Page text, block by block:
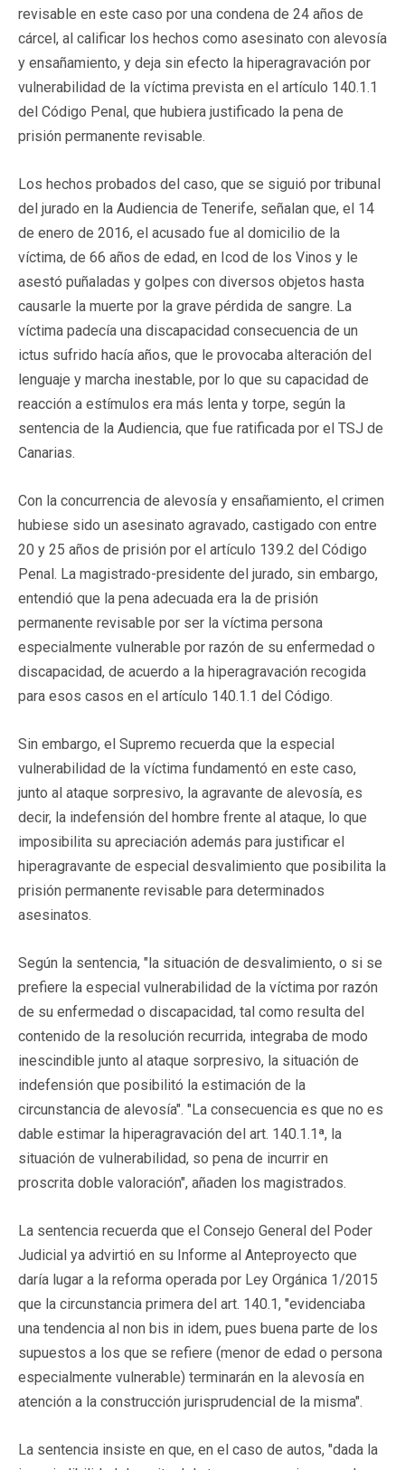
revisable en este caso por una condena de 24 años de
cárcel, al calificar los hechos como asesinato con alevosía
y ensañamiento, y deja sin efecto la hiperagravación por
vulnerabilidad de la víctima prevista en el artículo 140.1.1
del Código Penal, que hubiera justificado la pena de
prisión permanente revisable.
Los hechos probados del caso, que se siguió por tribunal
del jurado en la Audiencia de Tenerife, señalan que, el 14
de enero de 2016, el acusado fue al domicilio de la
víctima, de 66 años de edad, en Icod de los Vinos y le
asestó puñaladas y golpes con diversos objetos hasta
causarle la muerte por la grave pérdida de sangre. La
víctima padecía una discapacidad consecuencia de un
ictus sufrido hacía años, que le provocaba alteración del
lenguaje y marcha inestable, por lo que su capacidad de
reacción a estímulos era más lenta y torpe, según la
sentencia de la Audiencia, que fue ratificada por el TSJ de
Canarias.
Con la concurrencia de alevosía y ensañamiento, el crimen
hubiese sido un asesinato agravado, castigado con entre
20 y 25 años de prisión por el artículo 139.2 del Código
Penal. La magistrado-presidente del jurado, sin embargo,
entendió que la pena adecuada era la de prisión
permanente revisable por ser la víctima persona
especialmente vulnerable por razón de su enfermedad o
discapacidad, de acuerdo a la hiperagravación recogida
para esos casos en el artículo 140.1.1 del Código.
Sin embargo, el Supremo recuerda que la especial
vulnerabilidad de la víctima fundamentó en este caso,
junto al ataque sorpresivo, la agravante de alevosía, es
decir, la indefensión del hombre frente al ataque, lo que
imposibilita su apreciación además para justificar el
hiperagravante de especial desvalimiento que posibilita la
prisión permanente revisable para determinados
asesinatos.
Según la sentencia, "la situación de desvalimiento, o si se
prefiere la especial vulnerabilidad de la víctima por razón
de su enfermedad o discapacidad, tal como resulta del
contenido de la resolución recurrida, integraba de modo
inescindible junto al ataque sorpresivo, la situación de
indefensión que posibilitó la estimación de la
circunstancia de alevosía". "La consecuencia es que no es
dable estimar la hiperagravación del art. 140.1.1ª, la
situación de vulnerabilidad, so pena de incurrir en
proscrita doble valoración", añaden los magistrados.
La sentencia recuerda que el Consejo General del Poder
Judicial ya advirtió en su Informe al Anteproyecto que
daría lugar a la reforma operada por Ley Orgánica 1/2015
que la circunstancia primera del art. 140.1, "evidenciaba
una tendencia al non bis in idem, pues buena parte de los
supuestos a los que se refiere (menor de edad o persona
especialmente vulnerable) terminarán en la alevosía en
atención a la construcción jurisprudencial de la misma".
La sentencia insiste en que, en el caso de autos, "dada la